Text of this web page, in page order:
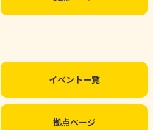
イベント一覧
拠点ページ